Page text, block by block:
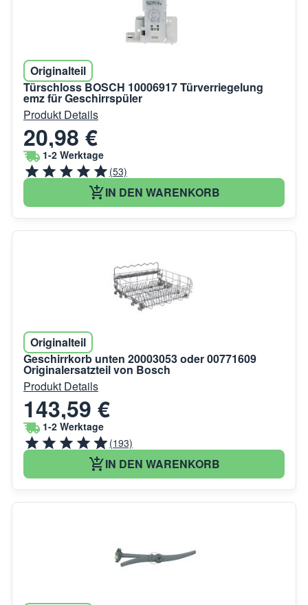
Originalteil
Türschloss BOSCH 10006917 Türverriegelung
emz für Geschirrspüler
Produkt Details
20,98 €
1-2 Werktage
(53)
IN DEN WARENKORB
Originalteil
Geschirrkorb unten 20003053 oder 00771609
Originalersatzteil von Bosch
Produkt Details
143,59 €
1-2 Werktage
(193)
IN DEN WARENKORB